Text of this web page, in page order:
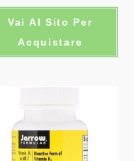
Vai Al Sito Per
Acquistare